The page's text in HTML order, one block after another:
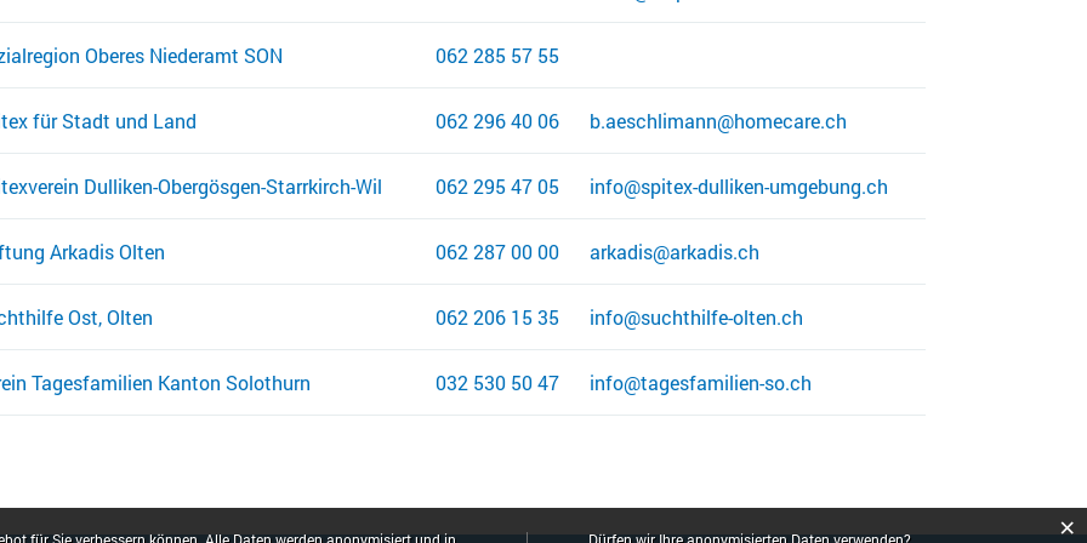
Oberes Niederamt SON 062 285 57 55
für Stadt und Land 062 296 40 06 b.aeschlimann@homecare.ch
Dulliken-Obergösgen-Starrkirch-Wil 062 295 47 05 info@spitex-dulliken-umgebung.ch
Arkadis Olten 062 287 00 00 arkadis@arkadis.ch
Ost, Olten 062 206 15 35 info@suchthilfe-olten.ch
Tagesfamilien Kanton Solothurn 032 530 50 47 info@tagesfamilien-so.ch
×